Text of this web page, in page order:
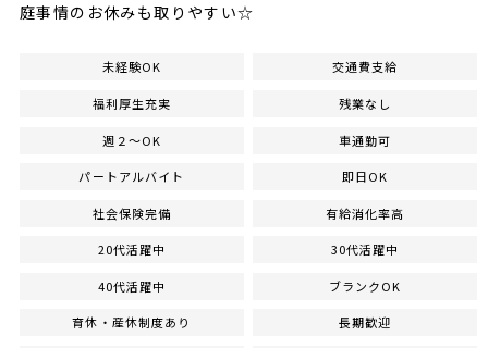
庭事情のお休みも取りやすい☆
未経験OK 交通費支給
福利厚生充実 残業なし
週２～OK 車通勤可
パートアルバイト 即日OK
社会保険完備 有給消化率高
20代活躍中 30代活躍中
40代活躍中 ブランクOK
育休・産休制度あり 長期歓迎